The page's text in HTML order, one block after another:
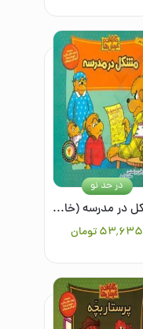
مشکل در مدرسه (خانواده خرس ها 2)
۵۳٬۶۳۵تومان
در حد نو